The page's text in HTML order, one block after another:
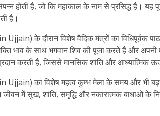
संपन्न होती है, जो कि महाकाल के नाम से प्रसिद्ध
है।
के दौरान विशेष वैदिक मंत्रों का विधिपूर्वक
भाव के साथ भगवान शिव की पूजा करते हैं और
करती है, जिससे मानसिक शांति और आध्यात्मिक
का विशेष महत्व कुम्भ मेला के समय और भी
में सुख, शांति, समृद्धि और नकारात्मक बाधाओं के